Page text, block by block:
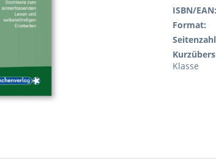
ISBN/EAN:
Format:
Klasse